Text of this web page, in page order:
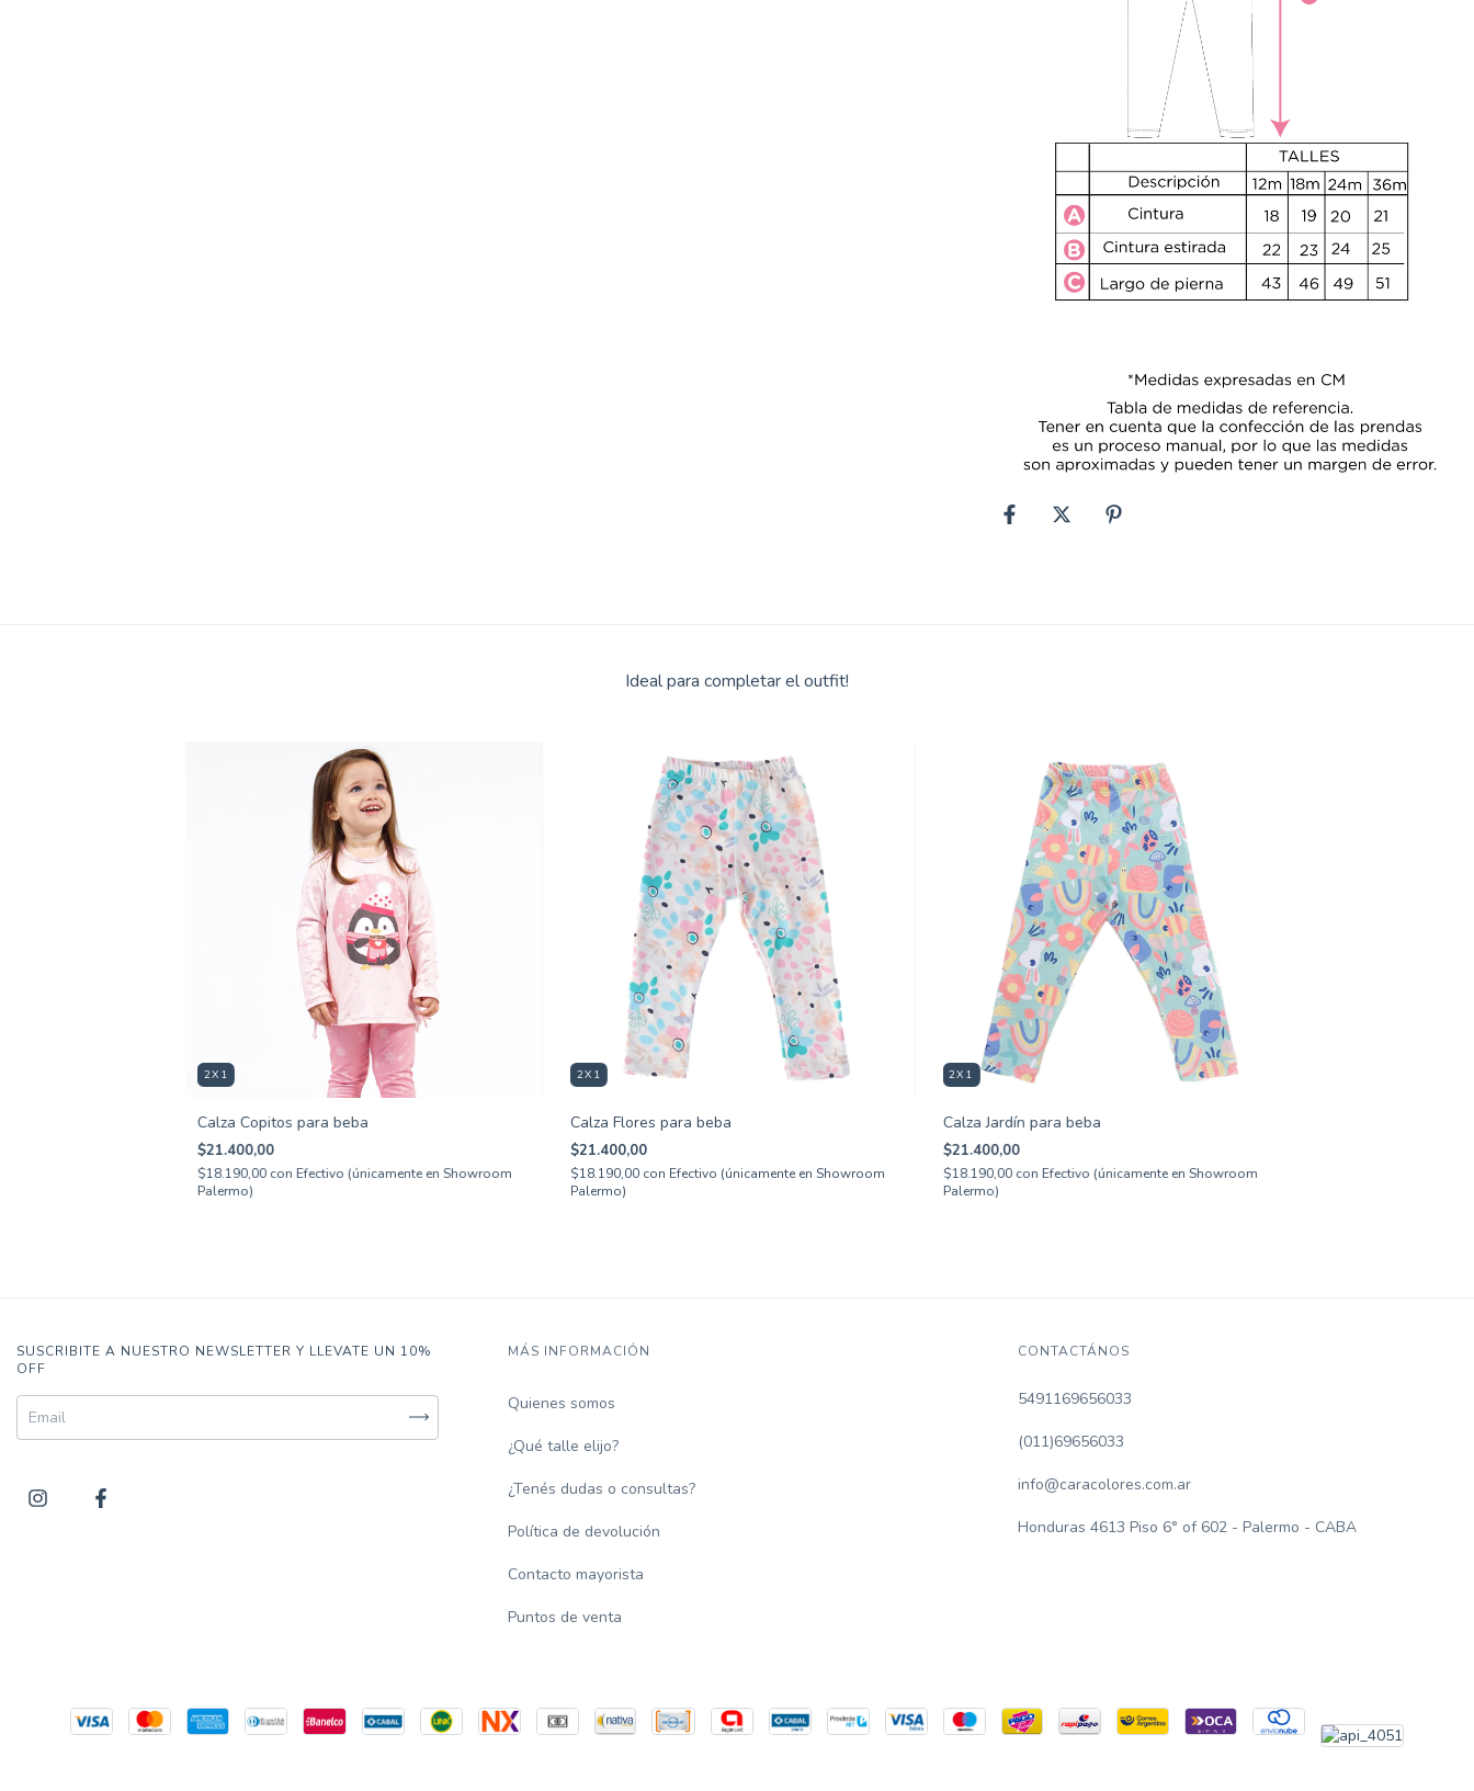
Ideal para completar el outfit!
2X1
Calza Copitos para beba
$21.400,00
$18.190,00con Efectivo (únicamente en Showroom
Palermo)
2X1
Calza Flores para beba
$21.400,00
$18.190,00 con Efectivo (únicamente en Showroom
Palermo)
2X1
Calza Jardín para beba
$21.400,00
$18.190,00con Efectivo (únicamente en Showroom
Palermo)
SUSCRIBITE A NUESTRO NEWSLETTER Y LLEVATE UN 10%
OFF
MÁS INFORMACIÓN
Quienes somos
¿Qué talle elijo?
¿Tenés dudas o consultas?
Política de devolución
Contacto mayorista
Puntos de venta
CONTACTÁNOS
5491169656033
(011)69656033
info@caracolores.com.ar
Honduras 4613 Piso 6° of 602 - Palermo - CABA